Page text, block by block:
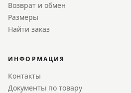
Возврат и обмен
Размеры
Найти заказ
ИНФОРМАЦИЯ
Контакты
Документы по товару